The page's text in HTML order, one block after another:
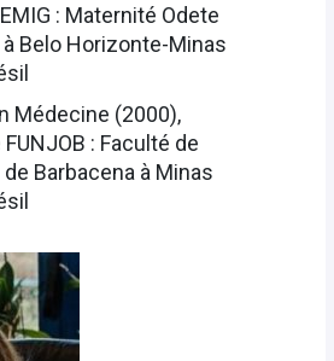
: Maternité Odete
Belo Horizonte-Minas
Médecine (2000),
: Faculté de
Barbacena à Minas